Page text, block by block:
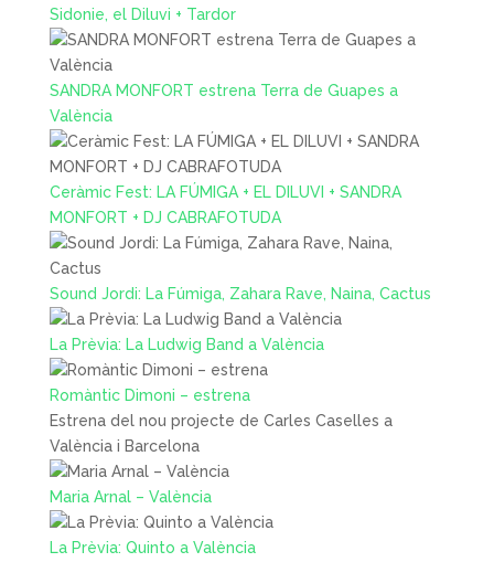
Sidonie, el Diluvi + Tardor
SANDRA MONFORT estrena Terra de Guapes a
València
Ceràmic Fest: LA FÚMIGA + EL DILUVI + SANDRA
MONFORT + DJ CABRAFOTUDA
Sound Jordi: La Fúmiga, Zahara Rave, Naina, Cactus
La Prèvia: La Ludwig Band a València
Romàntic Dimoni – estrena
Estrena del nou projecte de Carles Caselles a
València i Barcelona
Maria Arnal – València
La Prèvia: Quinto a València